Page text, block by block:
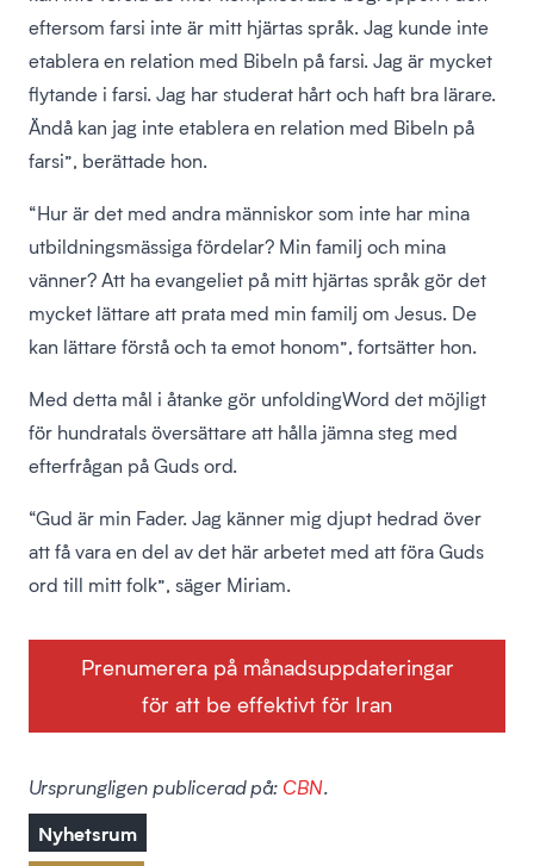
eftersom farsi inte är mitt hjärtas språk. Jag kunde inte
etablera en relation med Bibeln på farsi. Jag är mycket
flytande i farsi. Jag har studerat hårt och haft bra lärare.
Ändå kan jag inte etablera en relation med Bibeln på
farsi”, berättade hon.
“Hur är det med andra människor som inte har mina
utbildningsmässiga fördelar? Min familj och mina
vänner? Att ha evangeliet på mitt hjärtas språk gör det
mycket lättare att prata med min familj om Jesus. De
kan lättare förstå och ta emot honom”, fortsätter hon.
Med detta mål i åtanke gör unfoldingWord det möjligt
för hundratals översättare att hålla jämna steg med
efterfrågan på Guds ord.
“Gud är min Fader. Jag känner mig djupt hedrad över
att få vara en del av det här arbetet med att föra Guds
ord till mitt folk”, säger Miriam.
Prenumerera på månadsuppdateringar
för att be effektivt för Iran
Ursprungligen publicerad på: CBN.
Nyhetsrum